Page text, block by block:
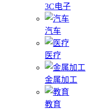
3C电子
汽车
医疗
金属加工
教育